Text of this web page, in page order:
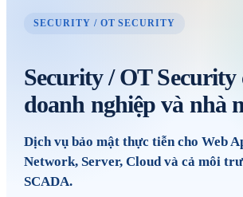
SECURITY / OT SECURITY
Security / OT Security
doanh nghiệp và nhà
Dịch vụ bảo mật thực tiễn cho Web
Network, Server, Cloud và cả môi
SCADA.